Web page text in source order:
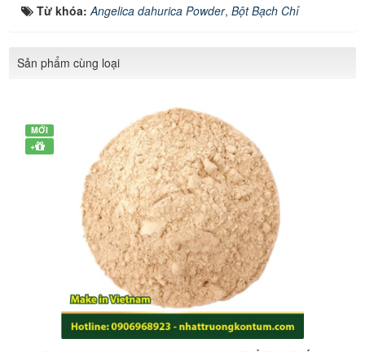
Từ khóa: Angelica dahurica Powder, Bột Bạch Chỉ
Sản phẩm cùng loại
MỚI
+